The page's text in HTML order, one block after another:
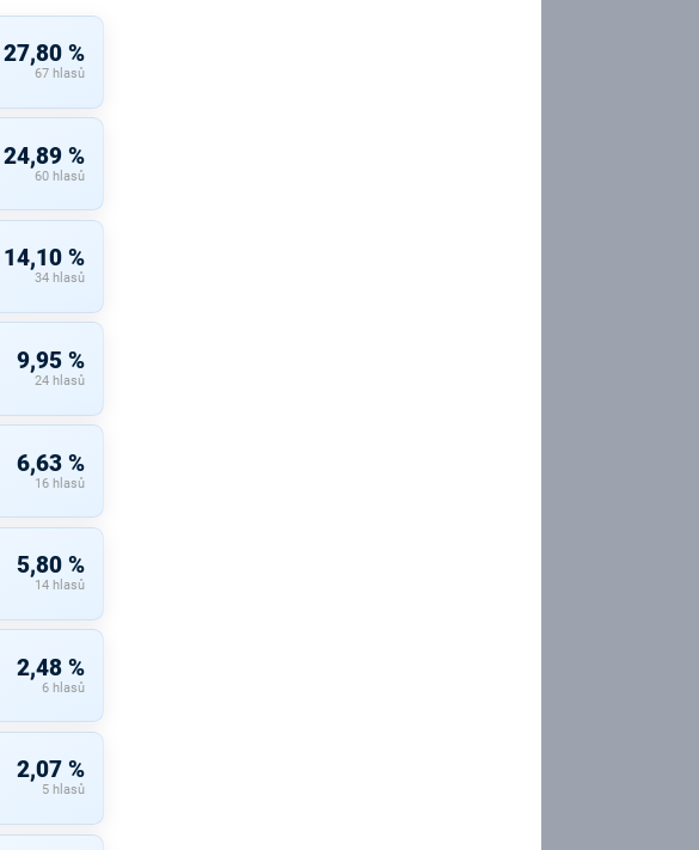
27,80 %
67 hlasů
24,89 %
60 hlasů
14,10 %
34 hlasů
9,95 %
24 hlasů
6,63 %
16 hlasů
5,80 %
14 hlasů
2,48 %
6 hlasů
2,07 %
5 hlasů